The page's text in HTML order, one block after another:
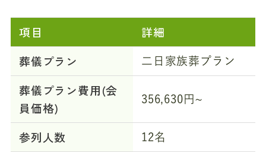
項目
詳細
葬儀プラン
二日家族葬プラン
葬儀プラン費用(会
員価格)
356,630円~
参列人数 12名